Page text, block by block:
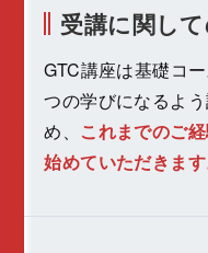
受講に関し
GTC講座は基礎コ
つの学びになるよ
め、 これまでのご
始めていただきます